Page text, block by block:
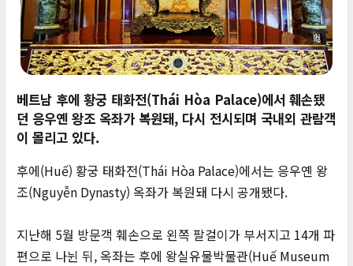
베트남 후에 황궁 태화전(Thái Hòa Palace)에서 훼손됐
던 응우옌 왕조 옥좌가 복원돼, 다시 전시되며 국내외 관람객
이 몰리고 있다.
후에(Huế) 황궁 태화전(Thái Hòa Palace)에서는 응우옌 왕
조(Nguyễn Dynasty) 옥좌가 복원돼 다시 공개됐다.
지난해 5월 방문객 훼손으로 왼쪽 팔걸이가 부서지고 14개 파
편으로 나뉜 뒤, 옥좌는 후에 왕실유물박물관(Huế Museum